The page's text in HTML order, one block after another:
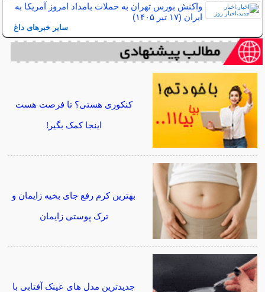
واکنش بورس تهران به حملات بامداد امروز آمریکا به
ایران (۱۷ تیر ۱۴۰۵)‌
سایر خبرهای داغ
کنکوری هستی؟ تا فرصت هست
اینجا کمک بگیر!
بهترین کرم رفع جای بخیه زایمان و
ترک پوستی زایمان
جدیدترین مدل های عینک آفتابی با